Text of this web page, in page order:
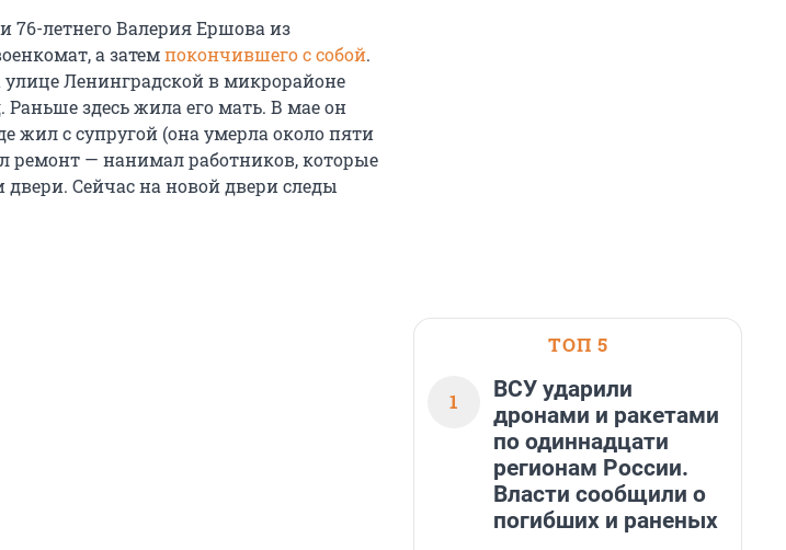
76-летнего Валерия Ершова из
а затемпокончившего с собой.
Ленинградской в микрорайоне
Раньше здесь жила его мать. В мае он
жил с супругой (она умерла около пяти
ремонт — нанимал работников, которые
Сейчас на новой двери следы
ТОП 5
1
ВСУ ударили
дронами и ракетами
по одиннадцати
регионам России.
Власти сообщили о
погибших и раненых